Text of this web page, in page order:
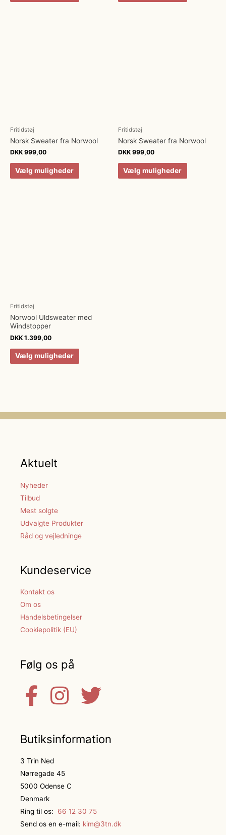
Fritidstøj
Norsk Sweater fra Norwool
DKK 999,00
Vælg muligheder
Fritidstøj
Norsk Sweater fra Norwool
DKK 999,00
Vælg muligheder
Fritidstøj
Norwool Uldsweater med
Windstopper
DKK 1.399,00
Vælg muligheder
Aktuelt
Nyheder
Tilbud
Mest solgte
Udvalgte Produkter
Råd og vejledninge
Kundeservice
Kontakt os
Om os
Handelsbetingelser
Cookiepolitik (EU)
Følg os på
Butiksinformation
3 Trin Ned
Nørregade 45
5000 Odense C
Denmark
Ring til os:
66 12 30 75
Send os en e-mail: kim@3tn.dk